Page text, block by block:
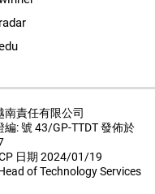
責任有限公司
: 號 43/GP-TTDT 發佈於
日期 2024/01/19
of Technology Services